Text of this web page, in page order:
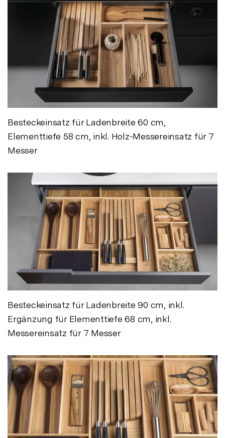
Besteckeinsatz für Ladenbreite 60 cm,
Elementtiefe 58 cm, inkl. Holz-Messereinsatz für 7
Messer
Besteckeinsatz für Ladenbreite 90 cm, inkl.
Ergänzung für Elementtiefe 68 cm, inkl.
Messereinsatz für 7 Messer